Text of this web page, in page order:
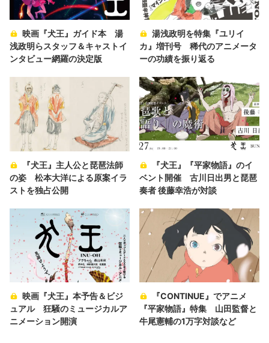
映画『犬王』ガイド本 湯
浅政明らスタッフ＆キャストイ
ンタビュー網羅の決定版
湯浅政明を特集『ユリイ
カ』増刊号 稀代のアニメータ
ーの功績を振り返る
『犬王』主人公と琵琶法師
の姿 松本大洋による原案イラ
ストを独占公開
『犬王』『平家物語』のイ
ベント開催 古川日出男と琵琶
奏者 後藤幸浩が対談
映画『犬王』本予告＆ビジ
ュアル 狂騒のミュージカルア
ニメーション開演
『CONTINUE』でアニメ
『平家物語』特集 山田監督と
牛尾憲輔の1万字対談など